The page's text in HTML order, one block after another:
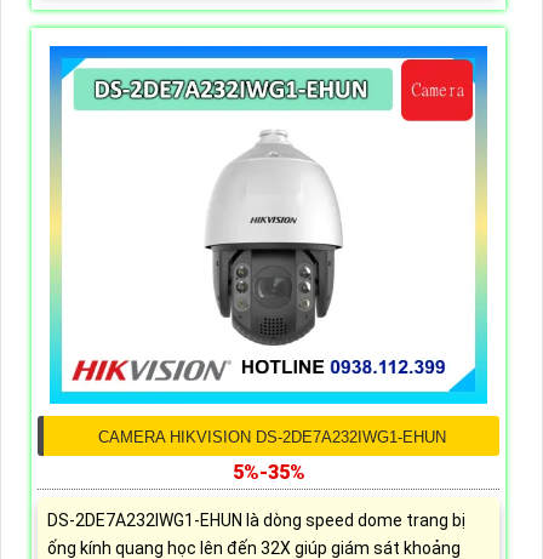
CAMERA HIKVISION DS-2DE7A232IWG1-EHUN
5%-35%
DS-2DE7A232IWG1-EHUN là dòng speed dome trang bị
ống kính quang học lên đến 32X giúp giám sát khoảng